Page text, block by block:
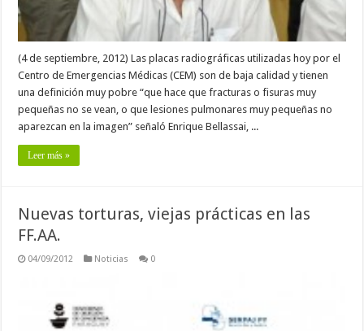
(4 de septiembre, 2012) Las placas radiográficas utilizadas hoy por el
Centro de Emergencias Médicas (CEM) son de baja calidad y tienen
una definición muy pobre “que hace que fracturas o fisuras muy
pequeñas no se vean, o que lesiones pulmonares muy pequeñas no
aparezcan en la imagen” señaló Enrique Bellassai, ...
Leer más »
Nuevas torturas, viejas prácticas en las
FF.AA.
04/09/2012 Noticias 0